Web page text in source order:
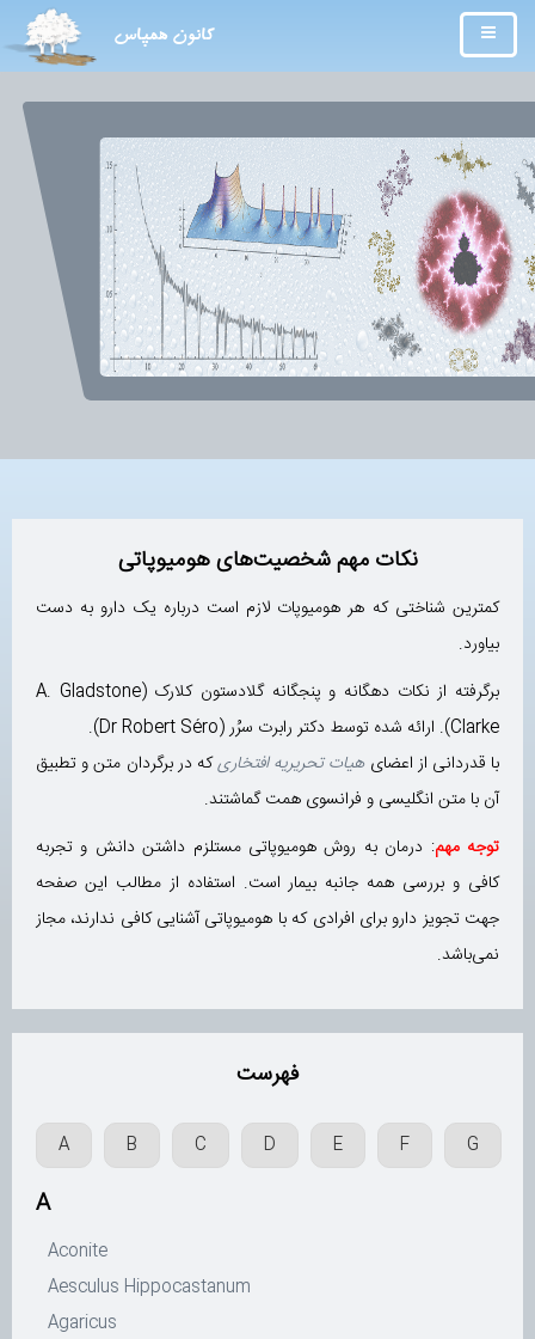
کانون همپاس
نکات مهم شخصیت‌های هومیوپاتی
کمترین شناختی که هر هومیوپات لازم است درباره یک دارو به دست
بیاورد.
برگرفته از نکات دهگانه و پنجگانه گلادستون کلارک (A. Gladstone
Clarke). ارائه شده توسط دکتر رابرت سرُر (Dr Robert Séro).
با قدردانی از اعضای هیات تحریریه افتخاریکه در برگردان متن و تطبیق
آن با متن انگلیسی و فرانسوی همت گماشتند.
توجه مهم: درمان به روش هومیوپاتی مستلزم داشتن دانش و تجربه
کافی و بررسی همه جانبه بیمار است. استفاده از مطالب این صفحه
جهت تجویز دارو برای افرادی که با هومیوپاتی آشنایی کافی ندارند، مجاز
نمی‌باشد.
فهرست
A B C D E F G
A
Aconite
Aesculus Hippocastanum
Agaricus